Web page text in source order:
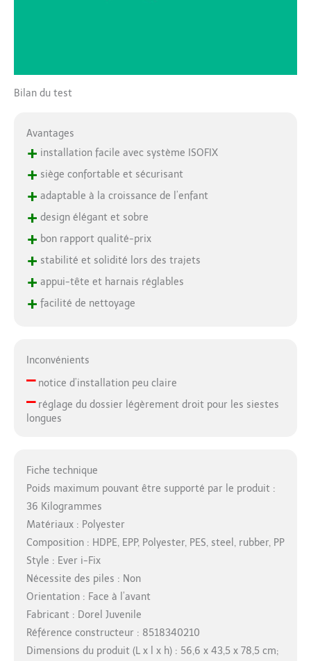
Bilan du test
Avantages
+ installation facile avec système ISOFIX
+ siège confortable et sécurisant
+ adaptable à la croissance de l’enfant
+ design élégant et sobre
+ bon rapport qualité-prix
+ stabilité et solidité lors des trajets
+ appui-tête et harnais réglables
+ facilité de nettoyage
Inconvénients
–notice d’installation peu claire
–réglage du dossier légèrement droit pour les siestes
longues
Fiche technique
Poids maximum pouvant être supporté par le produit :
36 Kilogrammes
Matériaux : Polyester
Composition : HDPE, EPP, Polyester, PES, steel, rubber, PP
Style : Ever i-Fix
Nécessite des piles : Non
Orientation : Face à l’avant
Fabricant : Dorel Juvenile
Référence constructeur : 8518340210
Dimensions du produit (L x l x h) : 56,6 x 43,5 x 78,5 cm;